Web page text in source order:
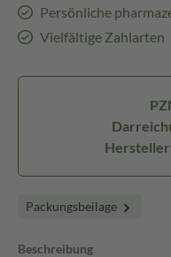
Persönliche
Vielfältige Zahlarten
Packungsbeilage
Beschreibung